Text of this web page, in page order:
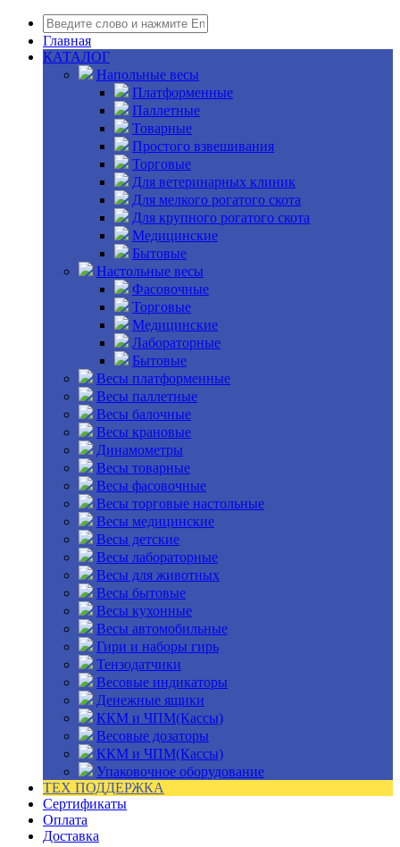
Главная
КАТАЛОГ
Напольные весы
Платформенные
Паллетные
Товарные
Простого взвешивания
Торговые
Для ветеринарных клиник
Для мелкого рогатого скота
Для крупного рогатого скота
Медицинские
Бытовые
Настольные весы
Фасовочные
Торговые
Медицинские
Лабораторные
Бытовые
Весы платформенные
Весы паллетные
Весы балочные
Весы крановые
Динамометры
Весы товарные
Весы фасовочные
Весы торговые настольные
Весы медицинские
Весы детские
Весы лабораторные
Весы для животных
Весы бытовые
Весы кухонные
Весы автомобильные
Гири и наборы гирь
Тензодатчики
Весовые индикаторы
Денежные ящики
ККМ и ЧПМ(Кассы)
Весовые дозаторы
ККМ и ЧПМ(Кассы)
Упаковочное оборудование
ТЕХ ПОДДЕРЖКА
Сертификаты
Оплата
Доставка